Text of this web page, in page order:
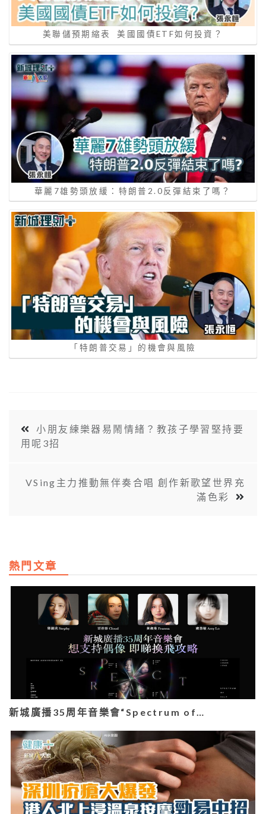
美聯儲預期縮表 美國國債ETF如何投資？
華麗7雄勢頭放緩：特朗普2.0反彈結束了嗎？
「特朗普交易」的機會與風險
小朋友練樂器易鬧情緒？教孩子學習堅持要
用呢3招
VSing主力推動無伴奏合唱 創作新歌望世界充
滿色彩
熱門文章
新城廣播35周年音樂會“Spectrum of…